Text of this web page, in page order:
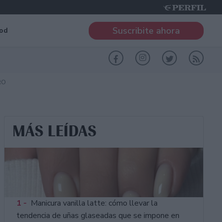
Suscribite ahora
MÁS LEÍDAS
1 - Manicura vanilla latte: cómo llevar la
tendencia de uñas glaseadas que se impone en